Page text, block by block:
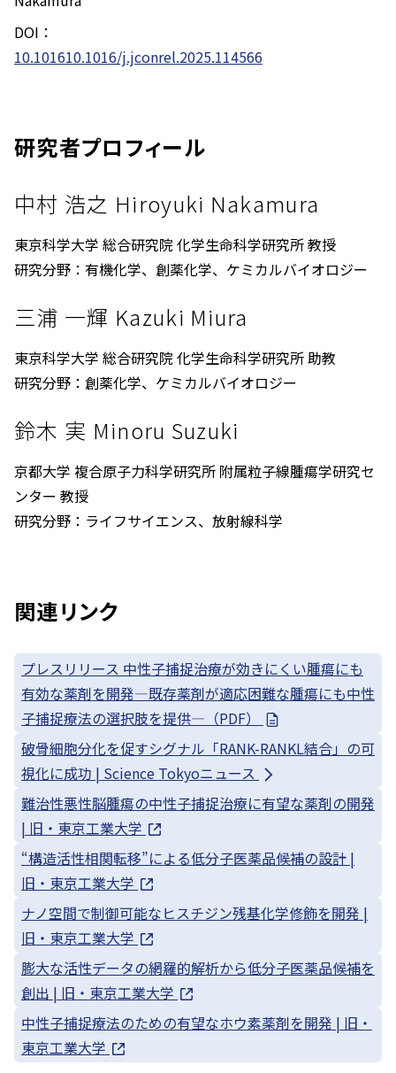
DOI：
10.101610.1016/j.jconrel.2025.114566
研究者プロフィール
中村 浩之 Hiroyuki Nakamura
東京科学大学 総合研究院 化学生命科学研究所 教授
研究分野：有機化学、創薬化学、ケミカルバイオロジー
三浦 一輝 Kazuki Miura
東京科学大学 総合研究院 化学生命科学研究所 助教
研究分野：創薬化学、ケミカルバイオロジー
鈴木 実 Minoru Suzuki
京都大学 複合原子力科学研究所 附属粒子線腫瘍学研究セ
ンター 教授
研究分野：ライフサイエンス、放射線科学
関連リンク
プレスリリース 中性子捕捉治療が効きにくい腫瘍にも
有効な薬剤を開発—既存薬剤が適応困難な腫瘍にも中性
子捕捉療法の選択肢を提供—（PDF）
破骨細胞分化を促すシグナル「RANK-RANKL結合」の可
視化に成功 | Science Tokyoニュース
難治性悪性脳腫瘍の中性子捕捉治療に有望な薬剤の開発
| 旧・東京工業大学
“構造活性相関転移”による低分子医薬品候補の設計 |
旧・東京工業大学
ナノ空間で制御可能なヒスチジン残基化学修飾を開発 |
旧・東京工業大学
膨大な活性データの網羅的解析から低分子医薬品候補を
創出 | 旧・東京工業大学
中性子捕捉療法のための有望なホウ素薬剤を開発 | 旧・
東京工業大学